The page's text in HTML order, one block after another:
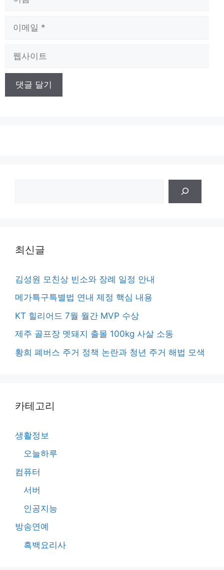
최신글
김성원 모친상 빈소와 장례 일정 안내
메가특구특별법 연내 제정 핵심 내용
KT 힐리어드 7월 월간 MVP 수상
제주 골프장 멧돼지 출몰 100kg 사살 소동
황희 폐버스 주거 정책 논란과 청년 주거 해법 모색
카테고리
생활정보
오늘하루
컴퓨터
서버
인공지능
방송연예
흑백요리사